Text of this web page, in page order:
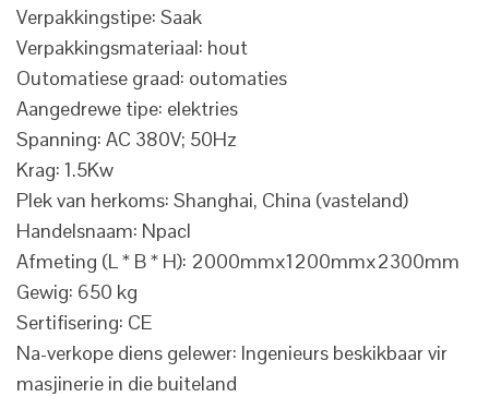
Verpakkingstipe: Saak
Verpakkingsmateriaal: hout
Outomatiese graad: outomaties
Aangedrewe tipe: elektries
Spanning: AC 380V; 50Hz
Krag: 1.5Kw
Plek van herkoms: Shanghai, China (vasteland)
Handelsnaam: Npacl
Afmeting (L * B * H): 2000mmx1200mmx2300mm
Gewig: 650 kg
Sertifisering: CE
Na-verkope diens gelewer: Ingenieurs beskikbaar vir
masjinerie in die buiteland